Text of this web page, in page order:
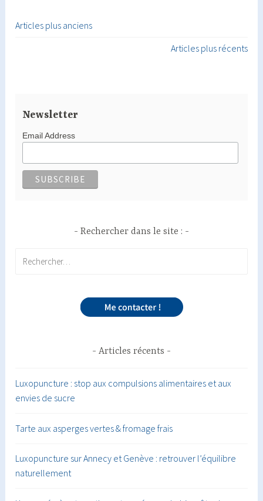
Navigation
Articles plus anciens
Articles plus récents
Newsletter
Email Address
Rechercher dans le site :
Articles récents
Luxopuncture : stop aux compulsions alimentaires et aux
envies de sucre
Tarte aux asperges vertes & fromage frais
Luxopuncture sur Annecy et Genève : retrouver l’équilibre
naturellement